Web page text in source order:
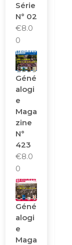
Série
N° 02
€8.0
0
Géné
Alogi
E
Maga
Zine
N°
423
€8.0
0
Géné
Alogi
E
Maga